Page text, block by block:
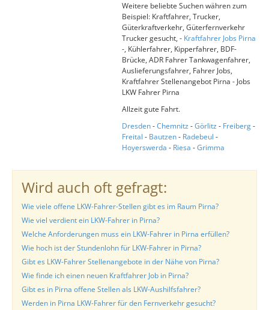
Weitere beliebte Suchen währen zum
Beispiel: Kraftfahrer, Trucker,
Güterkraftverkehr, Güterfernverkehr
Trucker gesucht, - Kraftfahrer Jobs Pirna
-, Kühlerfahrer, Kipperfahrer, BDF-
Brücke, ADR Fahrer Tankwagenfahrer,
Auslieferungsfahrer, Fahrer Jobs,
Kraftfahrer Stellenangebot Pirna - Jobs
LKW Fahrer Pirna
Allzeit gute Fahrt.
Dresden-Chemnitz -Görlitz - Freiberg-
Freital - Bautzen- Radebeul -
Hoyerswerda - Riesa -Grimma
Wird auch oft gefragt:
Wie viele offene LKW-Fahrer-Stellen gibt es im Raum Pirna?
Wie viel verdient ein LKW-Fahrer in Pirna?
Welche Anforderungen muss ein LKW-Fahrer in Pirna erfüllen?
Wie hoch ist der Stundenlohn für LKW-Fahrer in Pirna?
Gibt es LKW-Fahrer Stellenangebote in der Nähe von Pirna?
Wie finde ich einen neuen Kraftfahrer Job in Pirna?
Gibt es in Pirna offene Stellen als LKW-Aushilfsfahrer?
Werden in Pirna LKW-Fahrer für den Fernverkehr gesucht?